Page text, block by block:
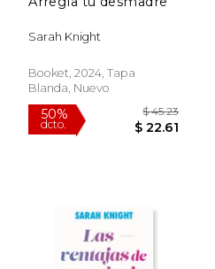
Sarah Knight
Booket, 2024, Tapa
Blanda, Nuevo